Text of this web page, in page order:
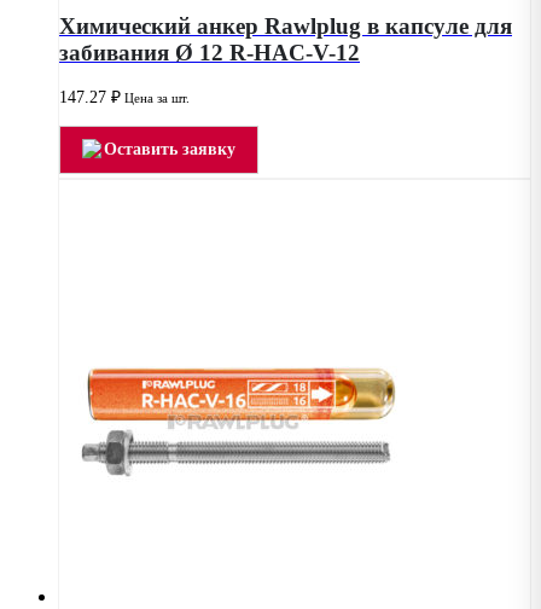
Химический анкер Rawlplug в капсуле для
забивания Ø 12 R-HAC-V-12
147.27 ₽ Цена за шт.
Оставить заявку